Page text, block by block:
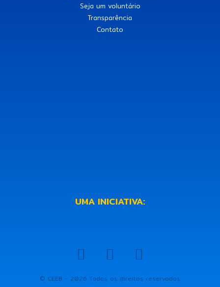
Seja um voluntário
Transparência
Contato
UMA INICIATIVA:
© CEEB - 2026 Todos os direitos reservados